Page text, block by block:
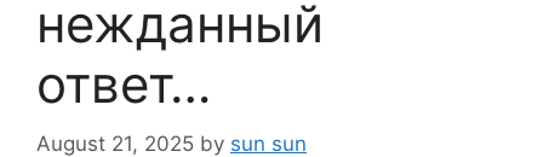
нежданный
ответ…
August 21, 2025 by sun sun